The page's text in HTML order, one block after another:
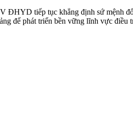
ĐHYD tiếp tục khẳng định sứ mệnh
để phát triển bền vững lĩnh vực